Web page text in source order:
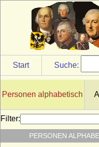
Start Suche:
Personen alphabetisch
Filter:
PERSONEN
NN Gemahlin von
* unbekannt; + unbekannt
NN Gemahlin von
Luxemburg
* unbekannt; + unbekannt
NN Gemahlin von Gunzelin
NN Gemahlin von Rütger
* unbekannt; + unbekannt
NN Gemahlin von Wilhelm
* unbekannt; + unbekannt
NN Gräfin von Berg
* unbekannt; + unbekannt